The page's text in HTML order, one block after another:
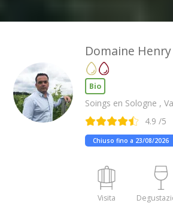
Domaine
Bio
Soings en Sologne ,
4.9 /5
Chiuso fino a 23/08/2026
Visita